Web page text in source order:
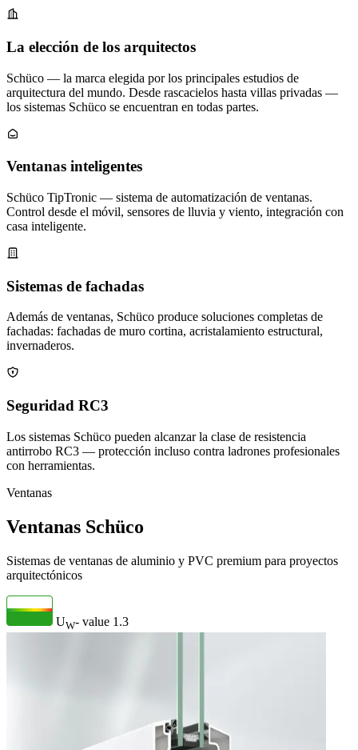
La elección de los arquitectos
Schüco — la marca elegida por los principales estudios de
arquitectura del mundo. Desde rascacielos hasta villas privadas —
los sistemas Schüco se encuentran en todas partes.
Ventanas inteligentes
Schüco TipTronic — sistema de automatización de ventanas.
Control desde el móvil, sensores de lluvia y viento, integración con
casa inteligente.
Sistemas de fachadas
Además de ventanas, Schüco produce soluciones completas de
fachadas: fachadas de muro cortina, acristalamiento estructural,
invernaderos.
Seguridad RC3
Los sistemas Schüco pueden alcanzar la clase de resistencia
antirrobo RC3 — protección incluso contra ladrones profesionales
con herramientas.
Ventanas
Ventanas Schüco
Sistemas de ventanas de aluminio y PVC premium para proyectos
arquitectónicos
UW- value 1.3